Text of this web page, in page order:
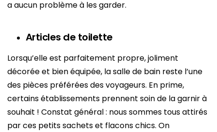
a aucun problème à les garder.
Articles de toilette
Lorsqu’elle est parfaitement propre, joliment
décorée et bien équipée, la salle de bain reste l’une
des pièces préférées des voyageurs. En prime,
certains établissements prennent soin de la garnir à
souhait ! Constat général : nous sommes tous attirés
par ces petits sachets et flacons chics. On